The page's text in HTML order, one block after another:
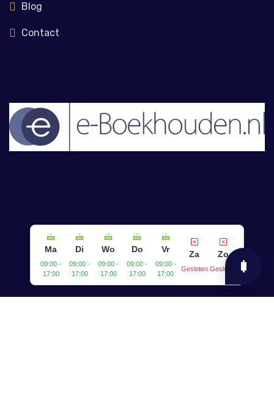
Blog
Contact
Ma
09:00 -
17:00
Di
09:00 -
17:00
Wo
09:00 -
17:00
Do
09:00 -
17:00
Vr
09:00 -
17:00
Za
Gesloten
Zo
Gesloten